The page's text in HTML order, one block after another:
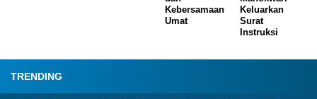
Kebersamaan
Umat
Keluarkan
Surat
Instruksi
TRENDING